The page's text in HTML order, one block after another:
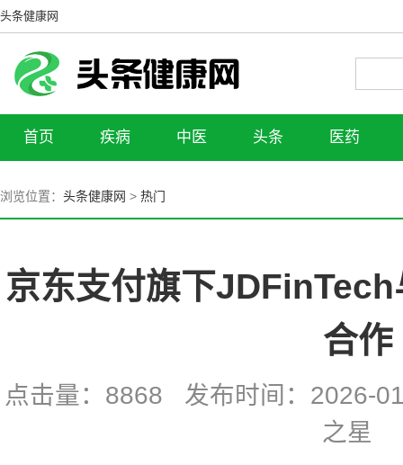
头条健康网
首页 疾病 中医 头条 医药
浏览位置： 头条健康网 > 热门
京东支付旗下
合作
点击量：8868 发布时间：2026-
之星